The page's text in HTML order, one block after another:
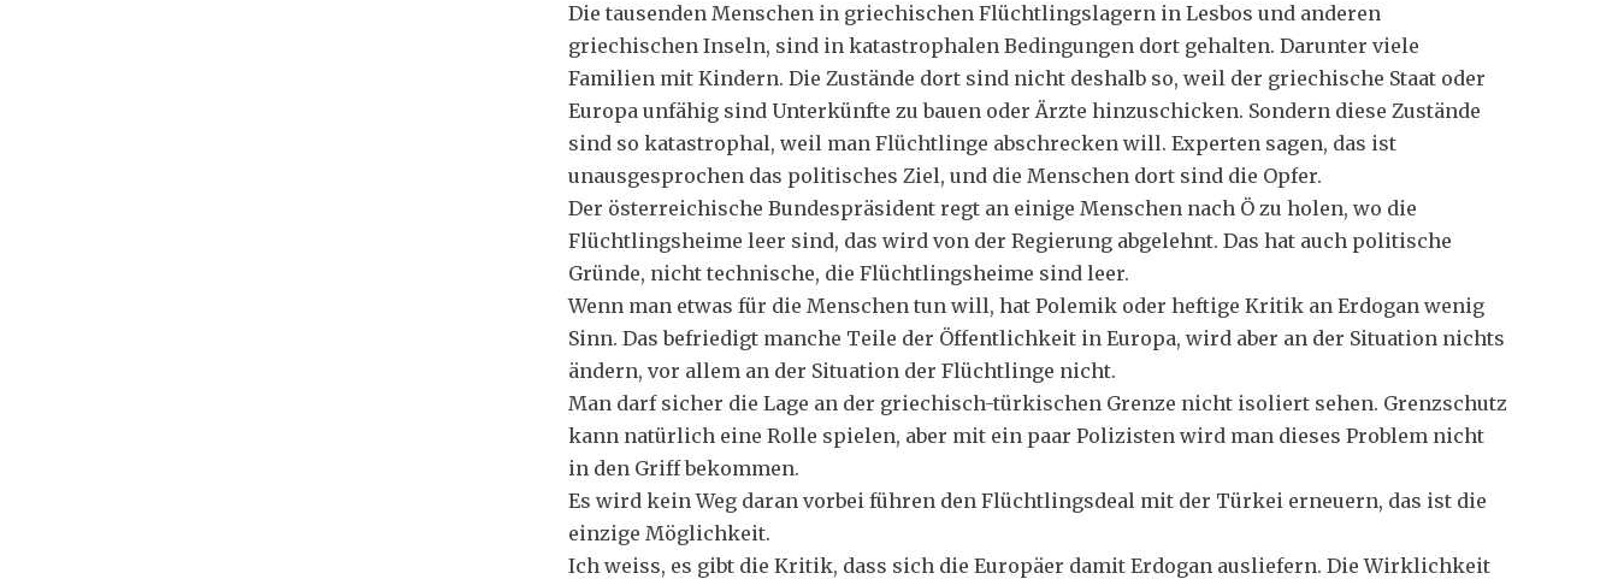
Die tausenden Menschen in griechischen Flüchtlingslagern in Lesbos und anderen
griechischen Inseln, sind in katastrophalen Bedingungen dort gehalten. Darunter viele
Familien mit Kindern. Die Zustände dort sind nicht deshalb so, weil der griechische Staat oder
Europa unfähig sind Unterkünfte zu bauen oder Ärzte hinzuschicken. Sondern diese Zustände
sind so katastrophal, weil man Flüchtlinge abschrecken will. Experten sagen, das ist
unausgesprochen das politisches Ziel, und die Menschen dort sind die Opfer.
Der österreichische Bundespräsident regt an einige Menschen nach Ö zu holen, wo die
Flüchtlingsheime leer sind, das wird von der Regierung abgelehnt. Das hat auch politische
Gründe, nicht technische, die Flüchtlingsheime sind leer.
Wenn man etwas für die Menschen tun will, hat Polemik oder heftige Kritik an Erdogan wenig
Sinn. Das befriedigt manche Teile der Öffentlichkeit in Europa, wird aber an der Situation nichts
ändern, vor allem an der Situation der Flüchtlinge nicht.
Man darf sicher die Lage an der griechisch-türkischen Grenze nicht isoliert sehen. Grenzschutz
kann natürlich eine Rolle spielen, aber mit ein paar Polizisten wird man dieses Problem nicht
in den Griff bekommen.
Es wird kein Weg daran vorbei führen den Flüchtlingsdeal mit der Türkei erneuern, das ist die
einzige Möglichkeit.
Ich weiss, es gibt die Kritik, dass sich die Europäer damit Erdogan ausliefern. Die Wirklichkeit